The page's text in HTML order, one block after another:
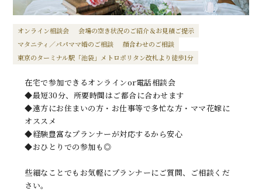
オンライン相談会
会場の空き状況のご紹介＆お見積ご提示
マタニティ／パパママ婚のご相談
顔合わせのご相談
東京のターミナル駅「池袋」メトロポリタン改札より徒歩1分
在宅で参加できるオンラインor電話相談会
◆最短30分、所要時間はご都合に合わせます
◆遠方にお住まいの方・お仕事等で多忙な方・ママ花嫁に
オススメ
◆経験豊富なプランナーが対応するから安心
◆おひとりでの参加も◎
些細なことでもお気軽にプランナーにご質問、ご相談くだ
さい。